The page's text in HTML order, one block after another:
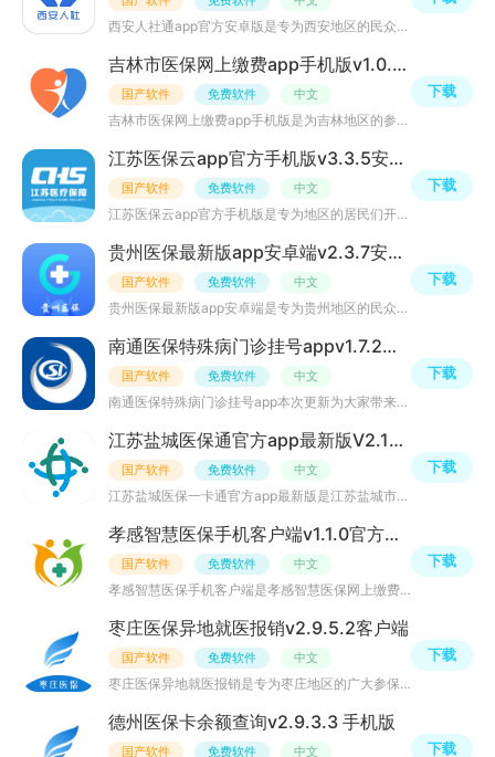
西安人社通app官方安卓版是专为西安地区的民众推出的西安医保网上查询缴费系统，让用户享受数据跑腿指尖办好
吉林市医保网上缴费app手机版v1.0.0官方安卓移动端
国产软件 免费软件 中文
吉林市医保网上缴费app手机版是为吉林地区的参保人员打造的掌上医保服务平台app，用户可直接通过本软件注册
下载
江苏医保云app官方手机版v3.3.5安卓最新版
国产软件 免费软件 中文
江苏医保云app官方手机版是专为地区的居民们开发的一款医保在线办理服务平台，不用再线下的来回奔走排队，民
下载
贵州医保最新版app安卓端v2.3.7安卓客户端
国产软件 免费软件 中文
贵州医保最新版app安卓端是专为贵州地区的民众朋友们打造的一个贵州本地医保网上办理服务平台，主要为用户提
下载
南通医保特殊病门诊挂号appv1.7.2官方最新版
国产软件 免费软件 中文
南通医保特殊病门诊挂号app本次更新为大家带来了更多的医疗服务功能，在原有的医疗功能之上为广大用户开通了
下载
江苏盐城医保通官方app最新版V2.13.1安卓版
国产软件 免费软件 中文
江苏盐城医保一卡通官方app最新版是江苏盐城市医保局官方医保客户端，为盐城市民提供智慧医保、掌上医保一卡
下载
孝感智慧医保手机客户端v1.1.0官方最新版
国产软件 免费软件 中文
孝感智慧医保手机客户端是孝感智慧医保网上缴费APP，客户端提供孝感医保网上缴费平台服务，社保医保查询、医
下载
枣庄医保异地就医报销v2.9.5.2客户端
国产软件 免费软件 中文
枣庄医保异地就医报销是专为枣庄地区的广大参保用户打造的智慧社保移动管理应用汇；支持信息查询、在线缴费
下载
德州医保卡余额查询v2.9.3.3 手机版
国产软件 免费软件 中文 下载